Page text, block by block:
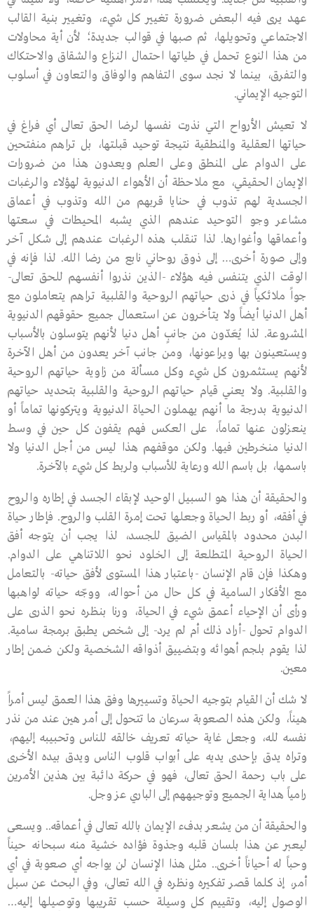
عهد يرى فيه البعض ضرورة تغيير كل شيء، وتغيير بنية القالب
الاجتماعي وتحويلها، ثم صبها في قوالب جديدة؛ لأن أية محاولات
من هذا النوع تحمل في طياتها احتمال النزاع والشقاق والاحتكاك
والتفرق، بينما لا نجد سوى التفاهم والوفاق والتعاون في أسلوب
التوجيه الإيماني.
لا تعيش الأرواح التي نذرت نفسها لرضا الحق تعالى أي فراغ في
حياتها العقلية والمنطقية نتيجة توحيد قبلتها، بل تراهم منفتحين
على الدوام على المنطق وعلى العلم ويعدون هذا من ضرورات
الإيمان الحقيقي، مع ملاحظة أن الأهواء الدنيوية لهؤلاء والرغبات
الجسدية لهم تذوب في حنايا قربهم من الله وتذوب في أعماق
مشاعر وجو التوحيد عندهم الذي يشبه المحيطات في سعتها
وأعماقها وأغوارها. لذا تنقلب هذه الرغبات عندهم إلى شكل آخر
وإلى صورة أخرى… إلى ذوق روحاني نابع من رضا الله. لذا فإنه في
الوقت الذي يتنفس فيه هؤلاء -الذين نذروا أنفسهم للحق تعالى-
جواً ملائكياً في ذرى حياتهم الروحية والقلبية تراهم يتعاملون مع
أهل الدنيا أيضاً ولا يتأخرون عن استعمال جميع حقوقهم الدنيوية
المشروعة. لذا يُعَدّون من جانبٍ أهل دنيا لأنهم يتوسلون بالأسباب
ويستعينون بها ويراعونها، ومن جانب آخر يعدون من أهل الآخرة
لأنهم يستثمرون كل شيء وكل مسألة من زاوية حياتهم الروحية
والقلبية. ولا يعني قيام حياتهم الروحية والقلبية بتحديد حياتهم
الدنيوية بدرجة ما أنهم يهملون الحياة الدنيوية ويتركونها تماماً أو
ينعزلون عنها تماماً، على العكس فهم يقفون كل حين في وسط
الدنيا منخرطين فيها. ولكن موقفهم هذا ليس من أجل الدنيا ولا
باسمها، بل باسم الله ورعاية للأسباب ولربط كل شيء بالآخرة.
والحقيقة أن هذا هو السبيل الوحيد لإبقاء الجسد في إطاره والروح
في أفقه، أو ربط الحياة وجعلها تحت إمرة القلب والروح. فإطار حياة
البدن محدود بالمقياس الضيق للجسد، لذا يجب أن يتوجه أفق
الحياة الروحية المتطلعة إلى الخلود نحو اللاتناهي على الدوام.
وهكذا فإن قام الإنسان -باعتبار هذا المستوى لأفق حياته- بالتعامل
مع الأفكار السامية في كل حال من أحواله، ووجّه حياته لواهبها
ورأى أن الإحياء أعمق شيء في الحياة، ورنا بنظره نحو الذرى على
الدوام تحول -أراد ذلك أم لم يرد- إلى شخص يطبق برمجة سامية.
لذا يقوم بلجم أهوائه وبتضييق أذواقه الشخصية ولكن ضمن إطار
معين.
لا شك أن القيام بتوجيه الحياة وتسييرها وفق هذا العمق ليس أمراً
هيناً، ولكن هذه الصعوبة سرعان ما تتحول إلى أمر هين عند من نذر
نفسه لله، وجعل غاية حياته تعريف خالقه للناس وتحبيبه إليهم،
وتراه يدق بإحدى يديه على أبواب قلوب الناس ويدق بيده الأخرى
على باب رحمة الحق تعالى، فهو في حركة دائبة بين هذين الأمرين
رامياً هداية الجميع وتوجيههم إلى الباري عز وجل.
والحقيقة أن من يشعر بدفء الإيمان بالله تعالى في أعماقه.. ويسعى
ليعبر عن هذا بلسان قلبه وجذوة فؤاده خشية منه سبحانه حيناً
وحباً له أحياناً أخرى.. مثل هذا الإنسان لن يواجه أي صعوبة في أي
أمر، إذ كلما قصر تفكيره ونظره في الله تعالى، وفي البحث عن سبل
الوصول إليه، وتقييم كل وسيلة حسب تقريبها وتوصيلها إليه…